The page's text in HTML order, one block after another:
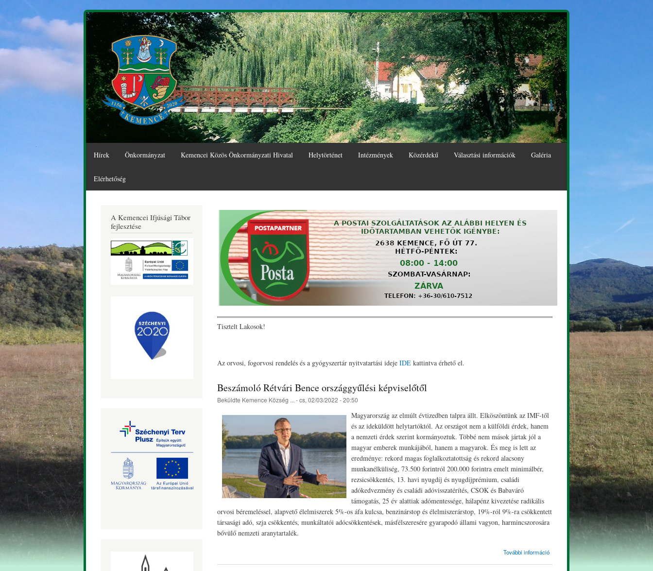
Ugrás a
tartalomra
Hírek Önkormányzat Kemencei Közös Önkormányzati Hivatal Helytörténet Intézmények Közérdekű Választási információk Galéria
Elérhetőség
Kemence
Község
Honlapja
A Kemencei Ifjúsági Tábor
fejlesztése
Tisztelt Lakosok!
Az orvosi, fogorvosi rendelés és a gyógyszertár nyitvatartási ideje IDE kattintva érhető el.
Beszámoló Rétvári Bence országgyűlési képviselőtől
Beküldte Kemence Község ... - cs, 02/03/2022 - 20:50
Magyarország az elmúlt évtizedben talpra állt. Elköszöntünk az IMF-től
és az ideküldött helytartóktól. Az országot nem a külföldi érdek, hanem
a nemzeti érdek szerint kormányoztuk. Többé nem mások jártak jól a
magyar emberek munkájából, hanem a magyarok. És meg is lett az
eredménye: rekord magas foglalkoztatottság és rekord alacsony
munkanélküliség, 73.500 forintról 200.000 forintra emelt minimálbér,
rezsicsökkentés, 13. havi nyugdíj és nyugdíjprémium, családi
adókedvezmény és családi adóvisszatérítés, CSOK és Babaváró
támogatás, 25 év alattiak adómentessége, hálapénz kivezetése radikális
orvosi béremeléssel, alapvető élelmiszerek 5%-os áfa kulcsa, benzinárstop és élelmiszerárstop, 19%-ról 9%-ra csökkentett
társasági adó, szja csökkentés, munkáltatói adócsökkentések, másfélszeresére gyarapodó állami vagyon, harmincszorosára
bővülő nemzeti aranytartalék.
További információ
országgyűlési